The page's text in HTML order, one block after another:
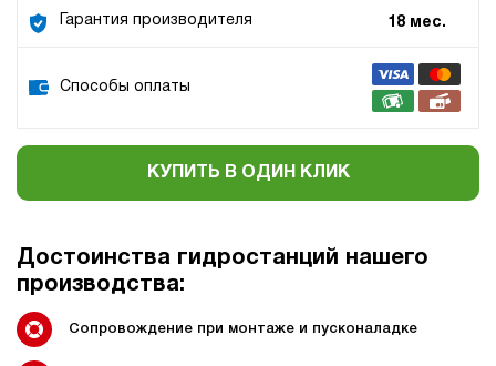
Гарантия производителя 18 мес.
Способы оплаты
КУПИТЬ В ОДИН КЛИК
Достоинства гидростанций нашего
производства:
Сопровождение при монтаже и пусконаладке